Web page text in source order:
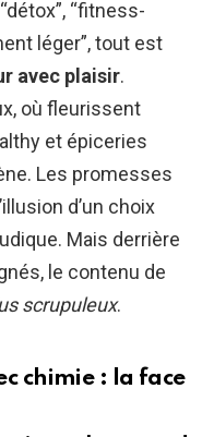
“fitness-
léger”, tout est
avec plaisir.
où fleurissent
et épiceries
Les promesses
d’un choix
Mais derrière
le contenu de
scrupuleux.
chimie : la face